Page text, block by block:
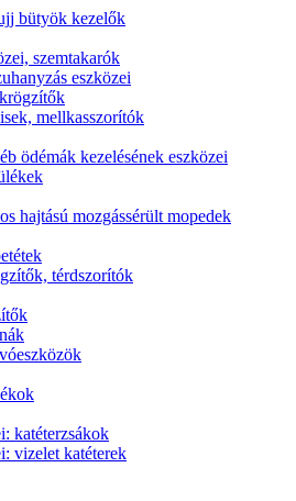
bütyök kezelők
szemtakarók
eszközei
mellkasszorítók
ödémák kezelésének eszközei
hajtású mozgássérült mopedek
térdszorítók
katéterzsákok
vizelet katéterek